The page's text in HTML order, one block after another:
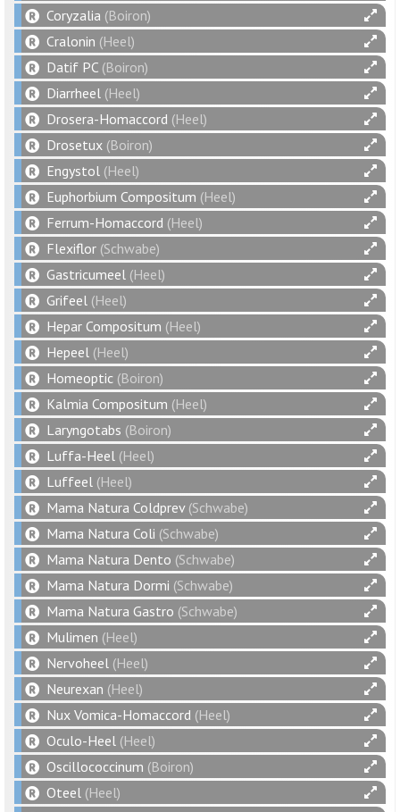
Coryzalia (Boiron)
Cralonin (Heel)
Datif PC (Boiron)
Diarrheel (Heel)
Drosera-Homaccord (Heel)
Drosetux (Boiron)
Engystol (Heel)
Euphorbium Compositum (Heel)
Ferrum-Homaccord (Heel)
Flexiflor (Schwabe)
Gastricumeel (Heel)
Grifeel (Heel)
Hepar Compositum (Heel)
Hepeel (Heel)
Homeoptic (Boiron)
Kalmia Compositum (Heel)
Laryngotabs (Boiron)
Luffa-Heel (Heel)
Luffeel (Heel)
Mama Natura Coldprev(Schwabe)
Mama Natura Coli (Schwabe)
Mama Natura Dento (Schwabe)
Mama Natura Dormi (Schwabe)
Mama Natura Gastro (Schwabe)
Mulimen (Heel)
Nervoheel (Heel)
Neurexan (Heel)
Nux Vomica-Homaccord (Heel)
Oculo-Heel (Heel)
Oscillococcinum (Boiron)
Oteel (Heel)